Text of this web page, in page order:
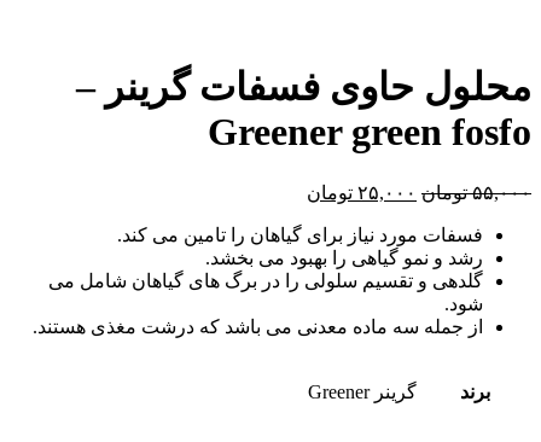
محلول حاوی فسفات گرینر –
Greener green fosfo
۵۵,۰۰۰ تومان ۲۵,۰۰۰ تومان
فسفات مورد نیاز برای گیاهان را تامین می کند.
رشد و نمو گیاهی را بهبود می بخشد.
گلدهی و تقسیم سلولی را در برگ های گیاهان شامل می
شود.
از جمله سه ماده معدنی می باشد که درشت مغذی هستند.
برند گرینر Greener